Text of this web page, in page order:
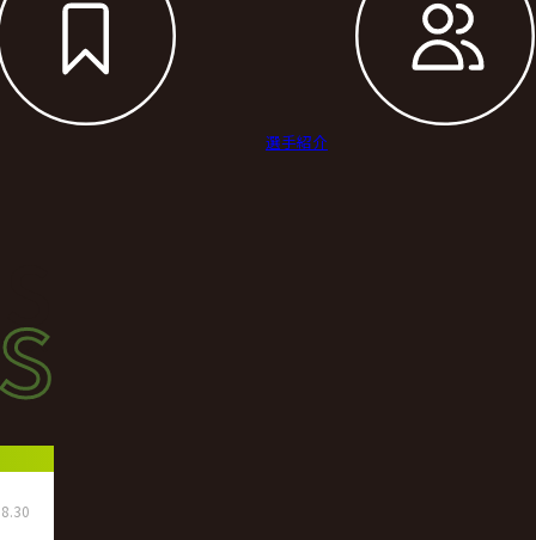
選手紹介
ス